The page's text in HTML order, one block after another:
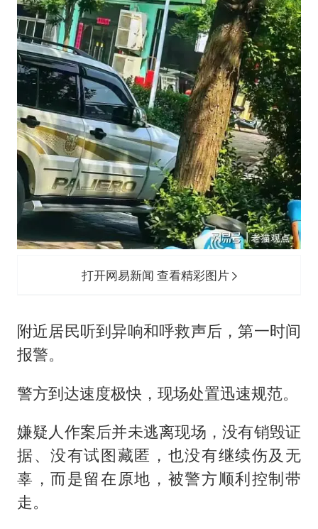
打开网易新闻 查看精彩图片
附近居民听到异响和呼救声后，第一时间
报警。
警方到达速度极快，现场处置迅速规范。
嫌疑人作案后并未逃离现场，没有销毁证
据、没有试图藏匿，也没有继续伤及无
辜，而是留在原地，被警方顺利控制带
走。